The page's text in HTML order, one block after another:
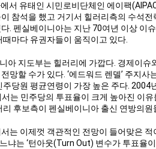
서 유태인 시민로비단체인 에이팩
참석을 했고 거기서 힐러리측의 수석전
. 펜실베이니아는 지난 70여년 이상 이
때마다 유권자들이 움직이고 있다.
아 지도부는 힐러리에 가깝다. 경제이
망할 수가 있다. ‘에드워드 렌델’ 주지
주당원 평균연령이 가장 높은 주다.
는 민주당의 투표율이 크게 높아진 이
리 후보측이 펜실베이니아 출신 연방의원
는 이제껏 객관적인 전망이 들어맞은
냐는 ‘턴아웃(Turn Out) 변수가 투표율